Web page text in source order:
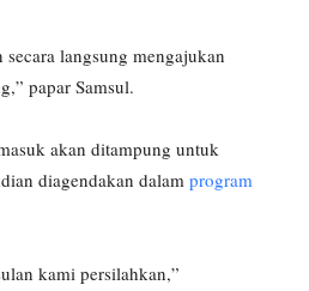
langsung mengajukan
papar Samsul.
akan ditampung untuk
diagendakan dalam program
kami persilahkan,”